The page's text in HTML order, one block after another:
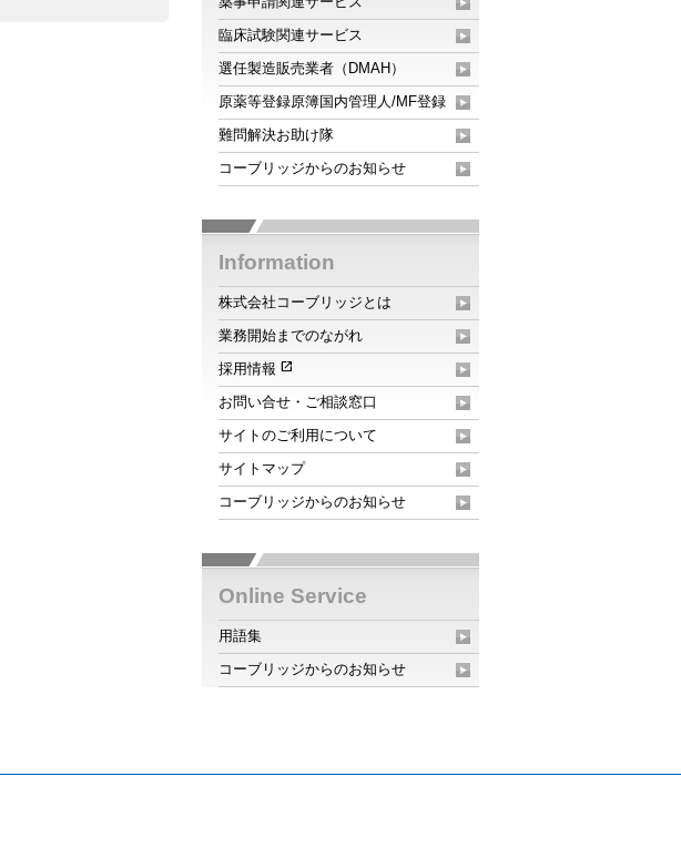
臨床試験関連サービス
選任製造販売業者（DMAH）
原薬等登録原簿国内管理人/MF登録
難問解決お助け隊
コーブリッジからのお知らせ
Information
株式会社コーブリッジとは
業務開始までのながれ
採用情報 open_in_new
お問い合せ・ご相談窓口
サイトのご利用について
サイトマップ
コーブリッジからのお知らせ
Online Service
用語集
コーブリッジからのお知らせ